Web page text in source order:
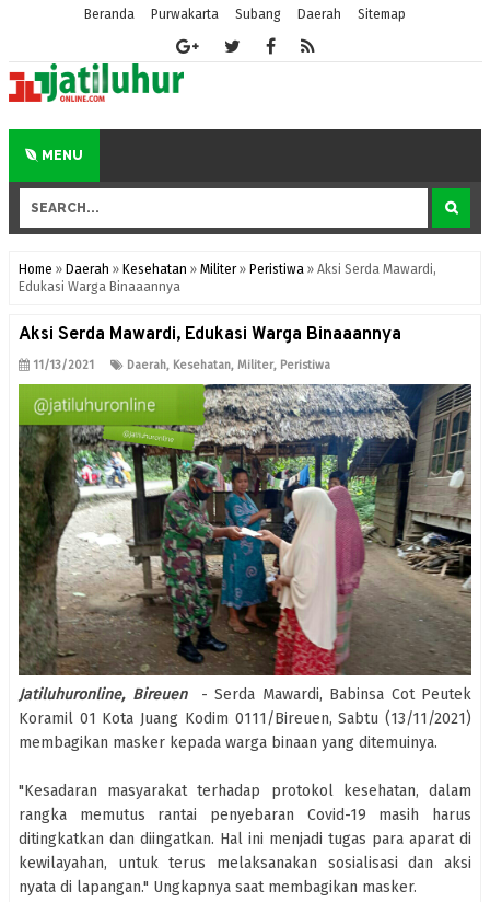
Beranda Purwakarta Subang Daerah Sitemap
MENU
Home » Daerah » Kesehatan » Militer» Peristiwa » Aksi Serda Mawardi,
Edukasi Warga Binaaannya
Aksi Serda Mawardi, Edukasi Warga Binaaannya
11/13/2021 Daerah, Kesehatan, Militer, Peristiwa
Jatiluhuronline, Bireuen- Serda Mawardi, Babinsa Cot Peutek
Koramil 01 Kota Juang Kodim 0111/Bireuen, Sabtu (13/11/2021)
membagikan masker kepada warga binaan yang ditemuinya.
"Kesadaran masyarakat terhadap protokol kesehatan, dalam
rangka memutus rantai penyebaran Covid-19 masih harus
ditingkatkan dan diingatkan. Hal ini menjadi tugas para aparat di
kewilayahan, untuk terus melaksanakan sosialisasi dan aksi
nyata di lapangan." Ungkapnya saat membagikan masker.